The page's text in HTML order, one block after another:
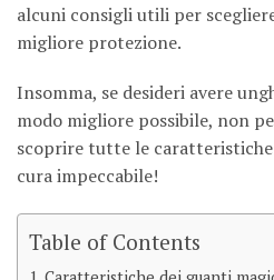
alcuni consigli utili per
migliore protezione.
Insomma, se desideri avere
modo migliore possibile, non
scoprire tutte le
cura impeccabile!
Table of Contents